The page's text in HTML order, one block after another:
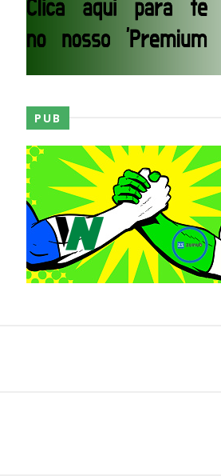
o próximo passo
da WWE
PUB